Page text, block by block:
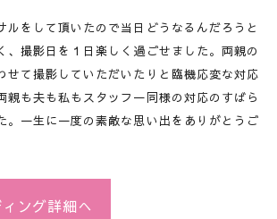
ルをして頂いたので当日どうなるんだろうと
、撮影日を１日楽しく過ごせました。両親の
せて撮影していただいたりと臨機応変な対応
親も夫も私もスタッフ一同様の対応のすばら
。一生に一度の素敵な思い出をありがとうご
ング詳細へ